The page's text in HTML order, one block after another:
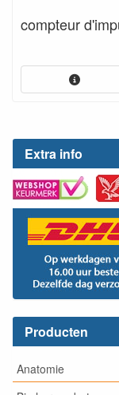
Extra info
Producten
Anatomie
compteur